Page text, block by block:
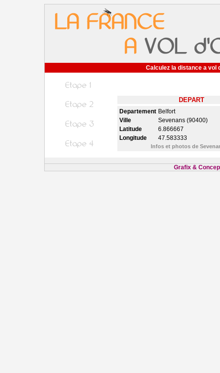
Calculez la distance a vol
DEPART
Departement Belfort
Ville
Sevenans (90400)
Latitude
6.866667
Longitude
47.583333
Infos et photos de
Grafix &